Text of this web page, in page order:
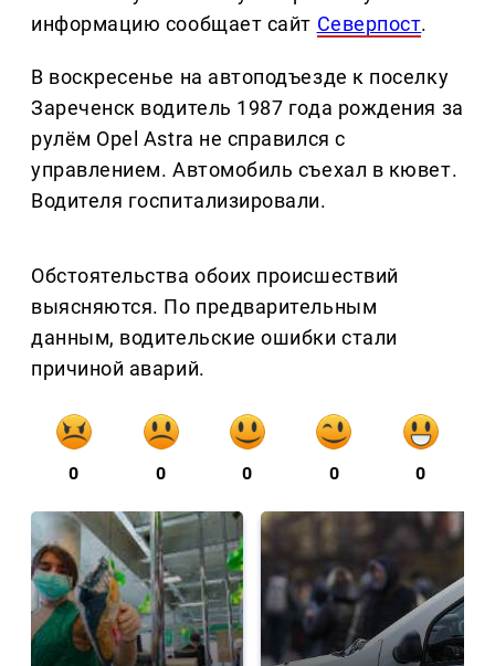
информацию сообщает сайт Северпост.
В воскресенье на автоподъезде к поселку
Зареченск водитель 1987 года рождения за
рулём Opel Astra не справился с
управлением. Автомобиль съехал в кювет.
Водителя госпитализировали.
Обстоятельства обоих происшествий
выясняются. По предварительным
данным, водительские ошибки стали
причиной аварий.
0 0 0 0 0